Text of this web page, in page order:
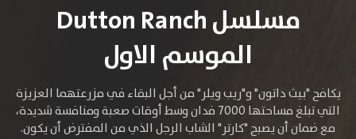
مسلسل Dutton Ranch
الموسم الاول
يكافح "بيث داتون" و"ريب ويلر" من أجل البقاء في مزرعتهما العزيزة
التي تبلغ مساحتها 7000 فدان وسط أوقات صعبة ومنافسة شديدة،
مع ضمان أن يصبح "كارتر" الشاب الرجل الذي من المفترض أن يكون.